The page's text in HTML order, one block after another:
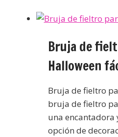
Bruja de
Halloween
Bruja de fieltro
bruja de fieltro
una encantadora
opción de